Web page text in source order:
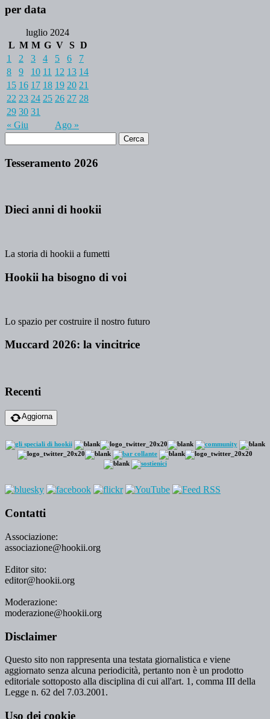
per data
luglio 2024
L M M G V S D
« Giu Ago »
1 2 3 4 5 6
7
8
9 10 11 12 13 14
15 16 17 18 19 20 21
22 23 24 25 26 27 28
29 30 31
Tesseramento 2026
Dieci anni di hookii
La storia di hookii a fumetti
Hookii ha bisogno di voi
Lo spazio per costruire il nostro futuro
Muccard 2026: la vincitrice
Recenti
Aggiorna
Contatti
Associazione:
associazione@hookii.org
Editor sito:
editor@hookii.org
Moderazione:
moderazione@hookii.org
Disclaimer
Questo sito non rappresenta una testata giornalistica e viene
aggiornato senza alcuna periodicità, pertanto non è un prodotto
editoriale sottoposto alla disciplina di cui all'art. 1, comma III della
Legge n. 62 del 7.03.2001.
Uso dei cookie